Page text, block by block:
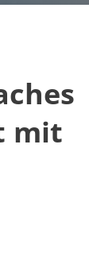
mit